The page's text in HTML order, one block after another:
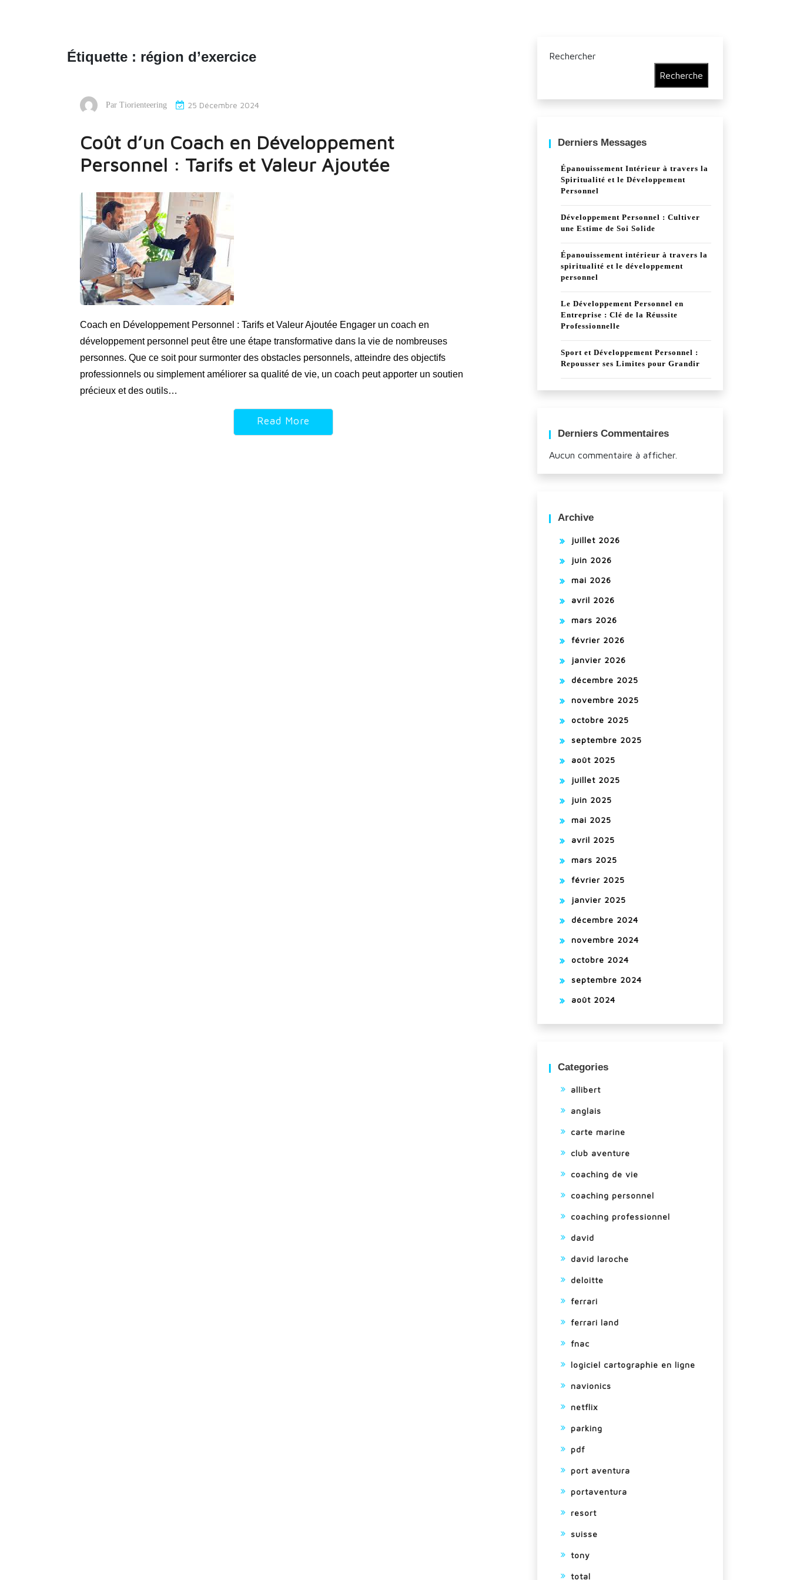
Étiquette : région d’exercice
Par Tiorienteering 25 Décembre 2024
Coût d’un Coach en Développement
Personnel : Tarifs et Valeur Ajoutée
Coach en Développement Personnel : Tarifs et Valeur Ajoutée Engager un coach en
développement personnel peut être une étape transformative dans la vie de nombreuses
personnes. Que ce soit pour surmonter des obstacles personnels, atteindre des objectifs
professionnels ou simplement améliorer sa qualité de vie, un coach peut apporter un soutien
précieux et des outils…
Read More
Rechercher
Recherche
Derniers Messages
Épanouissement Intérieur à travers la
Spiritualité et le Développement
Personnel
Développement Personnel : Cultiver
une Estime de Soi Solide
Épanouissement intérieur à travers la
spiritualité et le développement
personnel
Le Développement Personnel en
Entreprise : Clé de la Réussite
Professionnelle
Sport et Développement Personnel :
Repousser ses Limites pour Grandir
Derniers Commentaires
Aucun commentaire à afficher.
Archive
juillet 2026
juin 2026
mai 2026
avril 2026
mars 2026
février 2026
janvier 2026
décembre 2025
novembre 2025
octobre 2025
septembre 2025
août 2025
juillet 2025
juin 2025
mai 2025
avril 2025
mars 2025
février 2025
janvier 2025
décembre 2024
novembre 2024
octobre 2024
septembre 2024
août 2024
Categories
allibert
anglais
carte marine
club aventure
coaching de vie
coaching personnel
coaching professionnel
david
david laroche
deloitte
ferrari
ferrari land
fnac
logiciel cartographie en ligne
navionics
netflix
parking
pdf
port aventura
portaventura
resort
suisse
tony
total